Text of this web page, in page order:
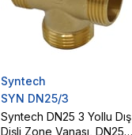
Syntech
SYN DN25/3
Syntech DN25 3 Yollu Dış
Dişli Zone Vanası, DN25